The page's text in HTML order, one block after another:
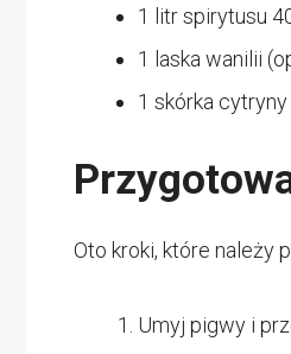
1 litr spirytusu
1 laska wanilii
1 skórka
Oto kroki, które należy
Umyj pigwy i